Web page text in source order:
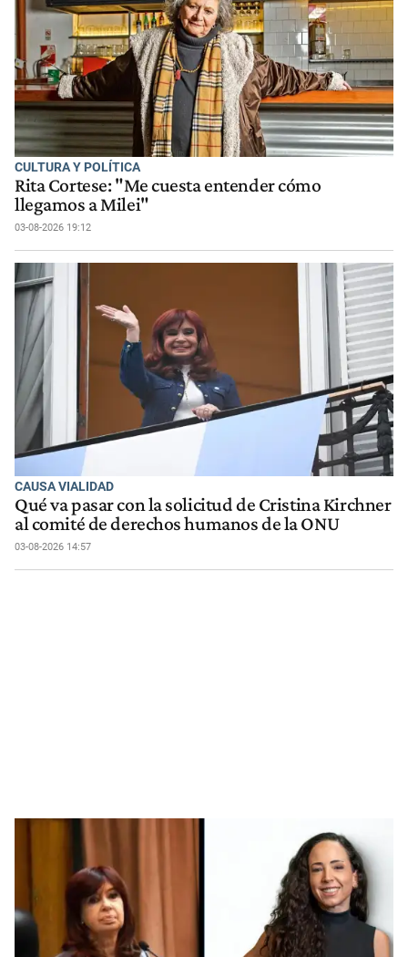
CULTURA Y POLÍTICA
Rita Cortese: "Me cuesta entender cómo
llegamos a Milei"
03-08-2026 19:12
CAUSA VIALIDAD
Qué va pasar con la solicitud de Cristina Kirchner
al comité de derechos humanos de la ONU
03-08-2026 14:57